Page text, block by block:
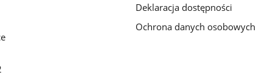
Deklaracja dostępności
Ochrona danych osobowych